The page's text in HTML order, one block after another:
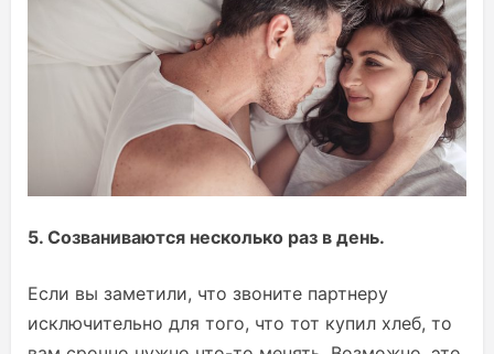
5. Созваниваются несколько раз в день.
Если вы заметили, что звоните партнеру
исключительно для того, что тот купил хлеб, то